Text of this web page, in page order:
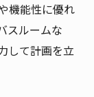
ォーム戦
デザイン
機能性に優れ
スルームな
して計画を立